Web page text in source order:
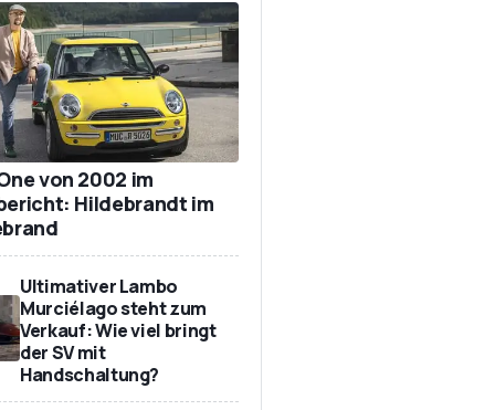
von 2002 im
Hildebrandt im
Ultimativer Lambo
Murciélago steht zum
Verkauf: Wie viel bringt
der SV mit
Handschaltung?